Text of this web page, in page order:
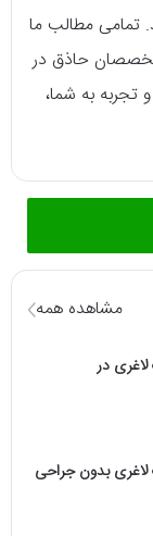
تمامی مطالب ما
حاذق در
تجربه به شما،
مشاهده همه
لاغری در
لاغری بدون جراحی